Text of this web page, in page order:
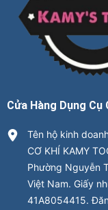
Cửa Hàng Dụng Cụ
Tên hộ kinh
CƠ KHÍ KAMY
Phường Nguyễn
Việt Nam. Giấy
41A8054415.